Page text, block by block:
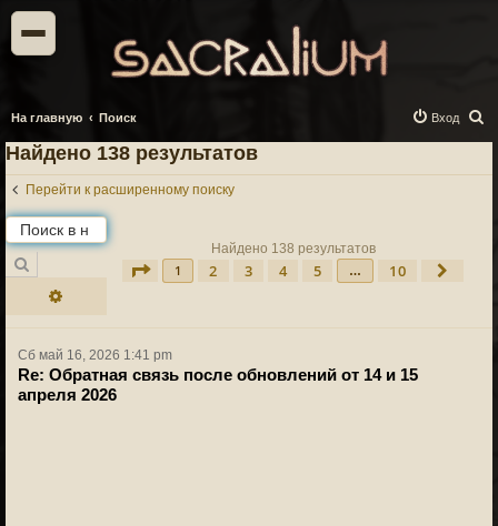
На главную Поиск
о
Вход
Найдено 138 результатов
Перейти к расширенному поиску
Расширенный поиск
Найдено 138 результатов
Страница 101 2 3 4 5 … 10 След.
Сб май 16, 2026 1:41 pm
Re: Обратная связь после обновлений от 14 и 15
апреля 2026